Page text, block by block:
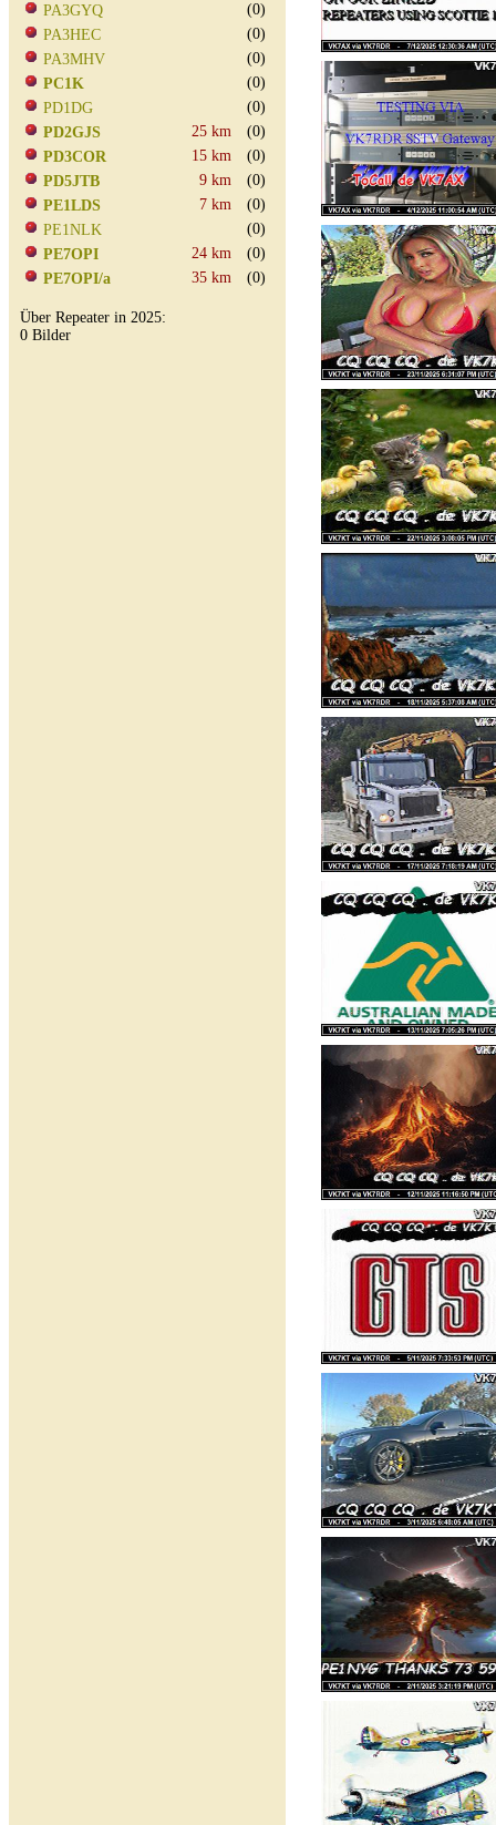
PA3GYQ
(0)
PA3HEC
(0)
PA3MHV
(0)
PC1K
(0)
PD1DG
(0)
PD2GJS
25 km
(0)
PD3COR
15 km
(0)
PD5JTB
9 km
(0)
PE1LDS
7 km
(0)
PE1NLK
(0)
PE7OPI
24 km
(0)
PE7OPI/a
35 km (0)
Über Repeater in 2025:
0 Bilder